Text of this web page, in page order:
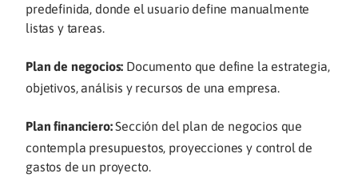
predefinida, donde el usuario define manualmente
listas y tareas.
Plan de negocios: Documento que define la estrategia,
objetivos, análisis y recursos de una empresa.
Plan financiero:Sección del plan de negocios que
contempla presupuestos, proyecciones y control de
gastos de un proyecto.